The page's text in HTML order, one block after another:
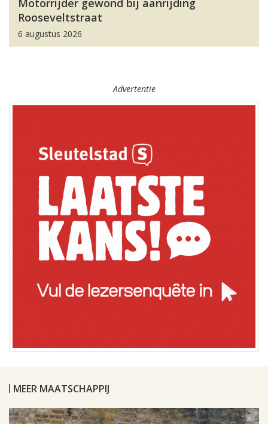
Motorrijder gewond bij aanrijding
Rooseveltstraat
6 augustus 2026
Advertentie
MEER MAATSCHAPPIJ